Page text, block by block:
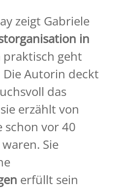
zeigt Gabriele
in
praktisch geht
Autorin deckt
das
erzählt von
schon vor 40
Sie
erfüllt sein